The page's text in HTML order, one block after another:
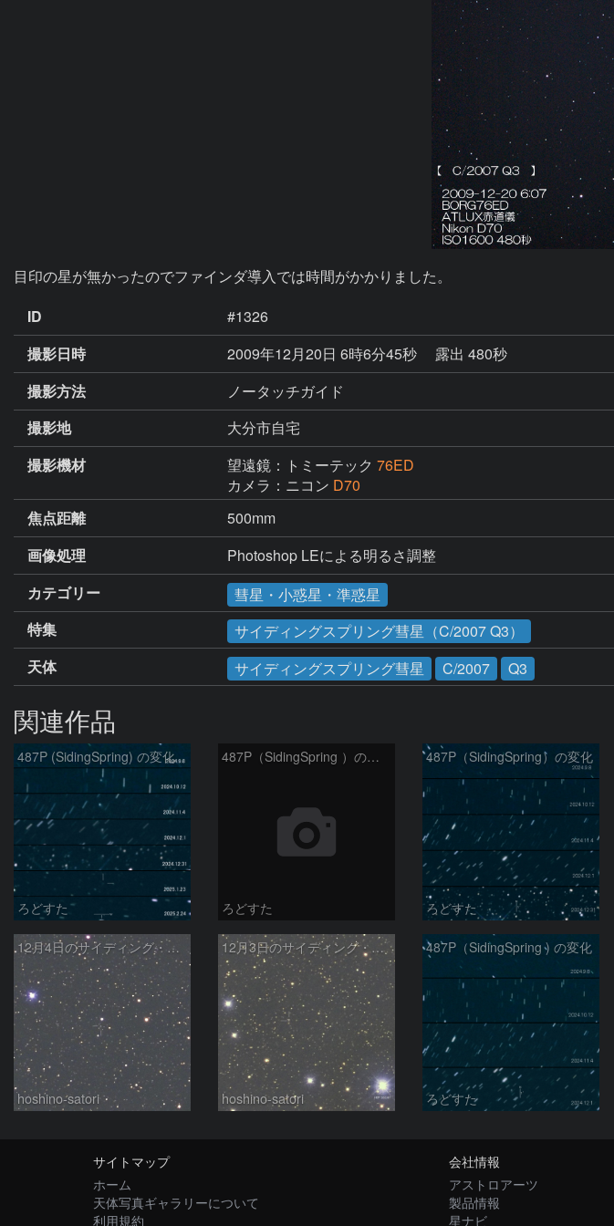
目印の星が無かったのでファインダ導入では時間がかかりました。
ID
#1326
撮影日時
2009年12月20日 6時6分45秒
露出 480秒
撮影方法
ノータッチガイド
撮影地
大分市自宅
撮影機材
望遠鏡：トミーテック 76ED
カメラ：ニコン D70
焦点距離
500mm
画像処理
Photoshop LEによる明るさ調整
カテゴリー
彗星・小惑星・準惑星
特集
サイディングスプリング彗星（C/2007 Q3）
天体
サイディングスプリング彗星 C/2007 Q3
関連作品
487P (SidingSpring) の変化
ろどすた
487P（SidingSpring ）の変化
ろどすた
487P（SidingSpring）の変化
ろどすた
12月4日のサイディング・スプリング彗星
hoshino-satori
12月3日のサイディング・スプリング彗星
hoshino-satori
487P（SidingSpring ) の変化
ろどすた
サイトマップ
ホーム
天体写真ギャラリーについて
利用規約
会社情報
アストロアーツ
製品情報
星ナビ